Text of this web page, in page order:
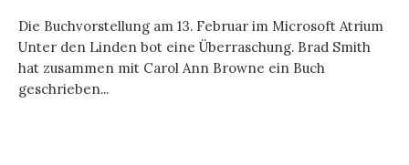
Die Buchvorstellung am 13. Februar im Microsoft Atrium
Unter den Linden bot eine Überraschung. Brad Smith
hat zusammen mit Carol Ann Browne ein Buch
geschrieben...